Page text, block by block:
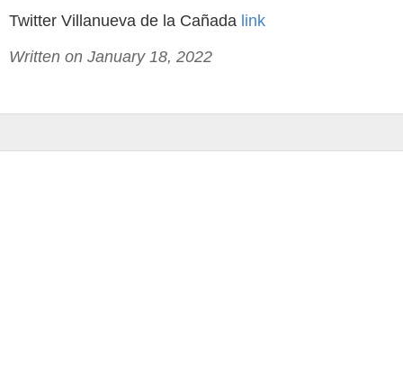
Twitter Villanueva de la Cañada link
Written on January 18, 2022